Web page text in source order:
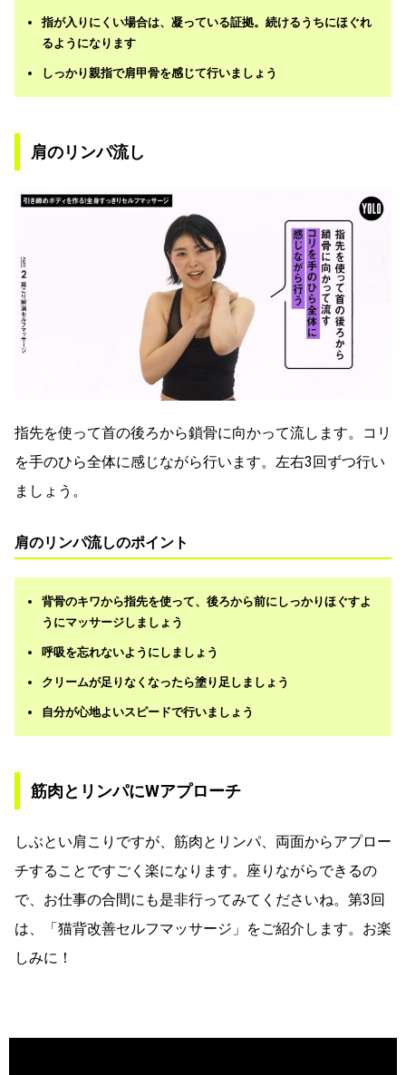
指が入りにくい場合は、凝っている証拠。続けるうちにほぐれ
るようになります
しっかり親指で肩甲骨を感じて行いましょう
肩のリンパ流し
指先を使って首の後ろから鎖骨に向かって流します。コリ
を手のひら全体に感じながら行います。左右3回ずつ行い
ましょう。
肩のリンパ流しのポイント
背骨のキワから指先を使って、後ろから前にしっかりほぐすよ
うにマッサージしましょう
呼吸を忘れないようにしましょう
クリームが足りなくなったら塗り足しましょう
自分が心地よいスピードで行いましょう
筋肉とリンパにWアプローチ
しぶとい肩こりですが、筋肉とリンパ、両面からアプロー
チすることですごく楽になります。座りながらできるの
で、お仕事の合間にも是非行ってみてくださいね。第3回
は、「猫背改善セルフマッサージ」をご紹介します。お楽
しみに！